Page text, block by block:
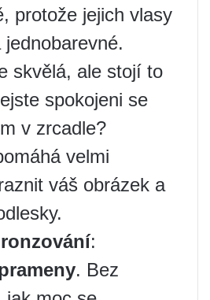
protože jejich vlasy
skvělá, ale stojí to
spokojeni se
v zrcadle?
velmi
váš obrázek a
:
. Bez